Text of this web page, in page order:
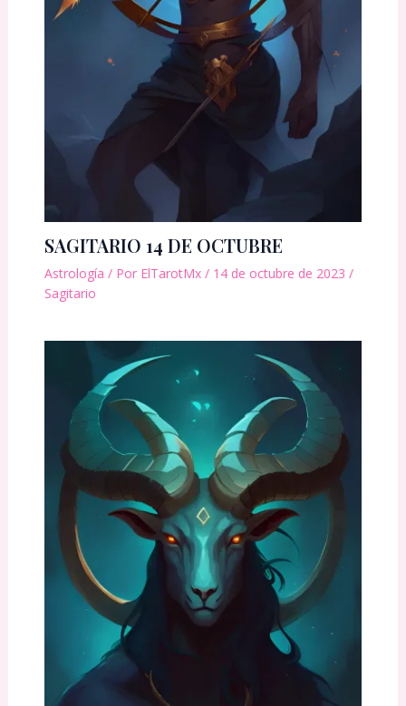
SAGITARIO 14 DE OCTUBRE
Astrología / Por ElTarotMx / 14 de octubre de 2023 /
Sagitario